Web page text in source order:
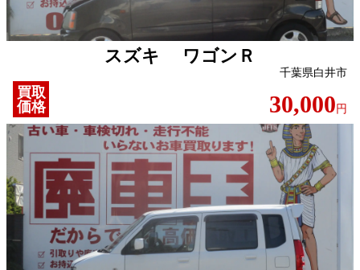
スズキ ワゴンＲ
千葉県白井市
買取
価格
30,000 円